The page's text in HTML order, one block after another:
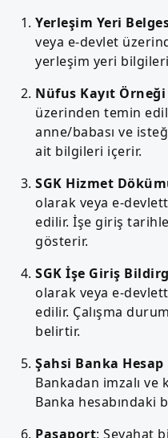
Yerleşim Yeri
veya e-devlet
yerleşim yeri
Nüfus Kayıt
üzerinden temin
anne/babası ve
ait bilgileri içerir.
SGK Hizmet
olarak veya e-
edilir. İşe giriş
gösterir.
SGK İşe Giriş
olarak veya e-
edilir. Çalışma
belirtir.
Şahsi Banka
Bankadan imzalı
Banka hesabındaki
Pasaport: Seyahat